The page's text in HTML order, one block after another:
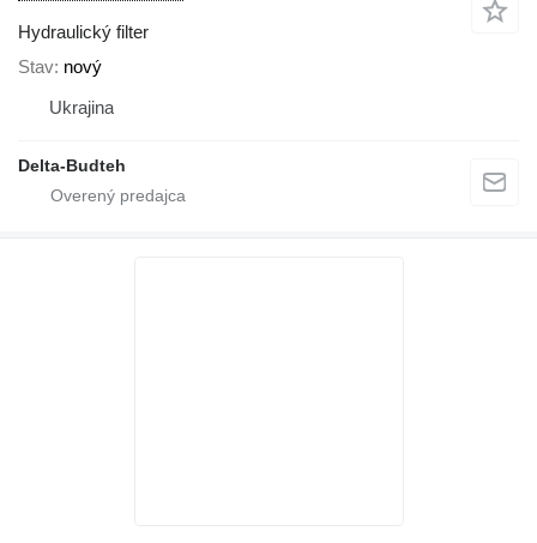
Hydraulický filter
Stav nový
Ukrajina
Delta-Budteh